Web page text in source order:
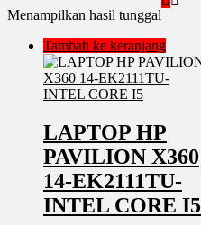
Menampilkan hasil tunggal
Tambah ke keranjang
LAPTOP HP
PAVILION X360
14-EK2111TU-
INTEL CORE I5